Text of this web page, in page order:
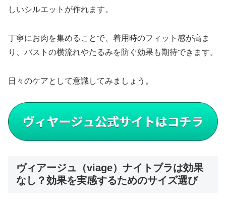
しいシルエットが作れます。
丁寧にお肉を集めることで、着用時のフィット感が高ま
り、バストの横流れやたるみを防ぐ効果も期待できます。
日々のケアとして意識してみましょう。
ヴィアージュ（viage）ナイトブラは効果
なし？効果を実感するためのサイズ選び